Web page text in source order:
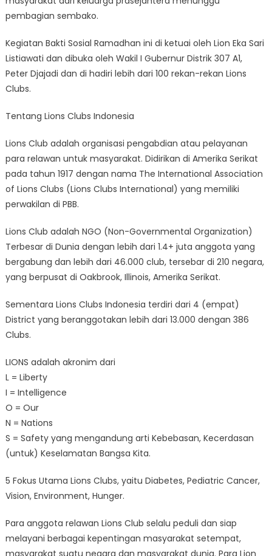
pembagian sembako.
Kegiatan Bakti Sosial Ramadhan ini di ketuai oleh Lion Eka Sari
Listiawati dan dibuka oleh Wakil I Gubernur Distrik 307 A1,
Peter Djajadi dan di hadiri lebih dari 100 rekan-rekan Lions
Clubs.
Tentang Lions Clubs Indonesia
Lions Club adalah organisasi pengabdian atau pelayanan
para relawan untuk masyarakat. Didirikan di Amerika Serikat
pada tahun 1917 dengan nama The International Association
of Lions Clubs (Lions Clubs International) yang memiliki
perwakilan di PBB.
Lions Club adalah NGO (Non-Governmental Organization)
Terbesar di Dunia dengan lebih dari 1.4+ juta anggota yang
bergabung dan lebih dari 46.000 club, tersebar di 210 negara,
yang berpusat di Oakbrook, Illinois, Amerika Serikat.
Sementara Lions Clubs Indonesia terdiri dari 4 (empat)
District yang beranggotakan lebih dari 13.000 dengan 386
Clubs.
LIONS adalah akronim dari
L = Liberty
I = Intelligence
O = Our
N = Nations
S = Safety yang mengandung arti Kebebasan, Kecerdasan
(untuk) Keselamatan Bangsa Kita.
5 Fokus Utama Lions Clubs, yaitu Diabetes, Pediatric Cancer,
Vision, Environment, Hunger.
Para anggota relawan Lions Club selalu peduli dan siap
melayani berbagai kepentingan masyarakat setempat,
masyarakat suatu negara dan masyarakat dunia. Para Lion